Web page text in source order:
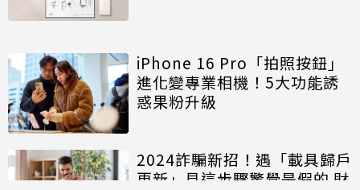
iPhone 16 Pro「拍照按鈕」
進化變專業相機！5大功能誘
惑果粉升級
2024詐騙新招！遇「載具歸戶
更新」見這步驟驚覺是假的 財